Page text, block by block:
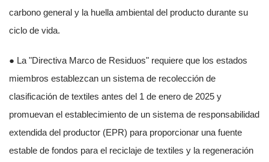
carbono general y la huella ambiental del producto durante su
ciclo de vida.
● La "Directiva Marco de Residuos" requiere que los estados
miembros establezcan un sistema de recolección de
clasificación de textiles antes del 1 de enero de 2025 y
promuevan el establecimiento de un sistema de responsabilidad
extendida del productor (EPR) para proporcionar una fuente
estable de fondos para el reciclaje de textiles y la regeneración